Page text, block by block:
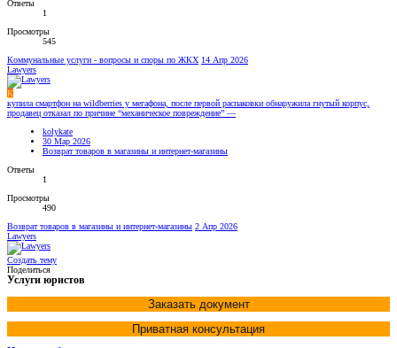
Ответы
1
Просмотры
545
Коммунальные услуги - вопросы и споры по ЖКХ 14 Апр 2026
Lawyers
K
купила смартфон на wildberries у мегафона, после первой распаковки обнаружила гнутый корпус,
продавец отказал по причине “механическое повреждение” —
kolykate
30 Мар 2026
Возврат товаров в магазины и интернет-магазины
Ответы
1
Просмотры
490
Возврат товаров в магазины и интернет-магазины 2 Апр 2026
Lawyers
Создать тему
Поделиться
Услуги юристов
Заказать документ
Приватная консультация